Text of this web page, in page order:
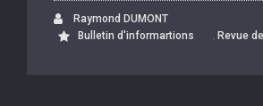
Raymond DUMONT
Bulletin d'informartions
, Revue